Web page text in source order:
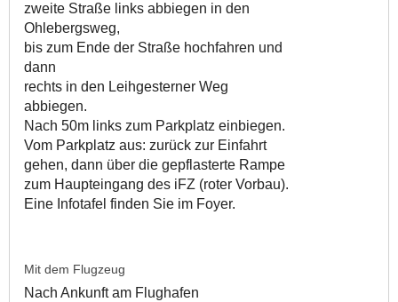
zweite Straße links abbiegen in den
Ohlebergsweg,
bis zum Ende der Straße hochfahren und
dann
rechts in den Leihgesterner Weg
abbiegen.
Nach 50m links zum Parkplatz einbiegen.
Vom Parkplatz aus: zurück zur Einfahrt
gehen, dann über die gepflasterte Rampe
zum Haupteingang des iFZ (roter Vorbau).
Eine Infotafel finden Sie im Foyer.
Mit dem Flugzeug
Nach Ankunft am Flughafen